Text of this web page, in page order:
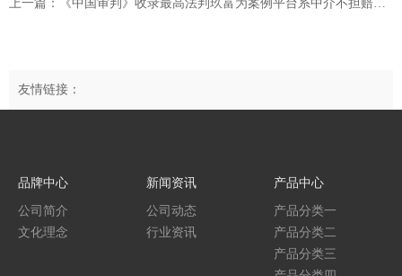
友情链接：
品牌中心
公司简介
文化理念
新闻资讯
公司动态
行业资讯
产品中心
产品分类一
产品分类二
产品分类三